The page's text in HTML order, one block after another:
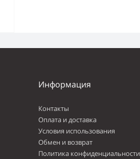
Информация
Контакты
Оплата и доставка
Условия использования
Обмен и возврат
Политика конфиденциальности